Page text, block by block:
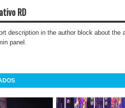
RD
description in the author block about
panel.